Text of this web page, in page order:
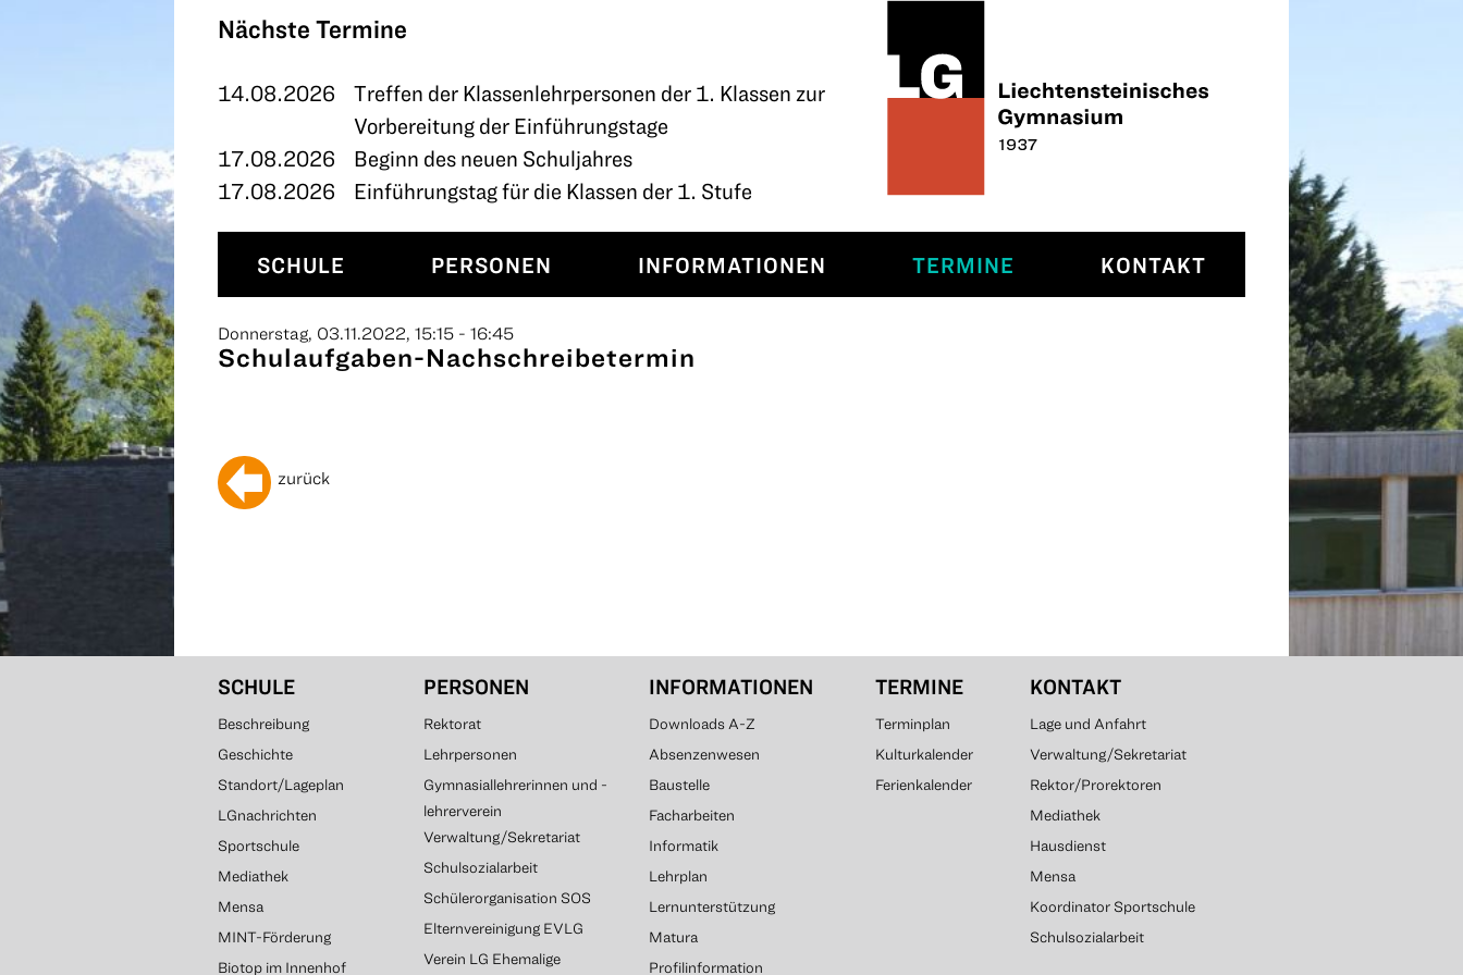
Nächste Termine
14.08.2026
Treffen der Klassenlehrpersonen der 1. Klassen zur
Vorbereitung der Einführungstage
17.08.2026
Beginn des neuen Schuljahres
17.08.2026
Einführungstag für die Klassen der 1. Stufe
SCHULE PERSONEN INFORMATIONEN TERMINE KONTAKT
Donnerstag, 03.11.2022, 15:15 - 16:45
Schulaufgaben-Nachschreibetermin
zurück
SCHULE
Beschreibung
Geschichte
Standort/Lageplan
LGnachrichten
Sportschule
Mediathek
Mensa
MINT-Förderung
Biotop im Innenhof
PERSONEN
Rektorat
Lehrpersonen
Gymnasiallehrerinnen und -
lehrerverein
Verwaltung/Sekretariat
Schulsozialarbeit
Schülerorganisation SOS
Elternvereinigung EVLG
Verein LG Ehemalige
INFORMATIONEN
Downloads A-Z
Absenzenwesen
Baustelle
Facharbeiten
Informatik
Lehrplan
Lernunterstützung
Matura
Profilinformation
TERMINE
Terminplan
Kulturkalender
Ferienkalender
KONTAKT
Lage und Anfahrt
Verwaltung/Sekretariat
Rektor/Prorektoren
Mediathek
Hausdienst
Mensa
Koordinator Sportschule
Schulsozialarbeit